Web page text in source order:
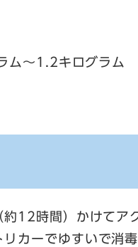
ム～1.2キログラム
12時間）かけてア
カーでゆすいで消